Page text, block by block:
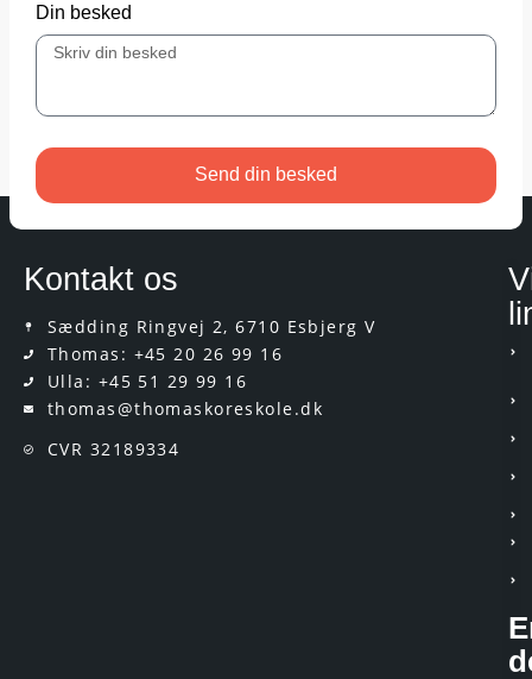
Din besked
Send din besked
Kontakt os
Sædding Ringvej 2, 6710 Esbjerg V
Thomas: +45 20 26 99 16
Ulla: +45 51 29 99 16
thomas@thomaskoreskole.dk
CVR 32189334